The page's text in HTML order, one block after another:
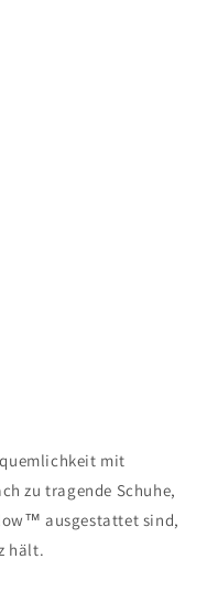
mit
zu tragende Schuhe,
ausgestattet sind,
hält.